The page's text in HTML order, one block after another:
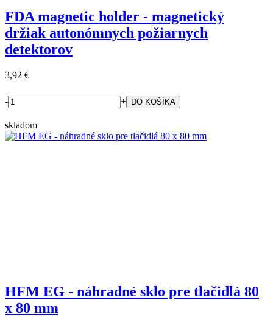
FDA magnetic holder - magnetický
držiak autonómnych požiarnych
detektorov
3,92 €
- +
skladom
HFM EG - náhradné sklo pre tlačidlá 80
x 80 mm